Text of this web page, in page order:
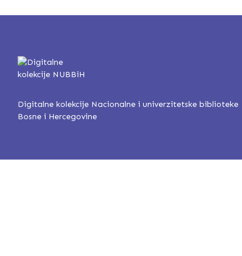
Digitalne kolekcije Nacionalne i univerzitetske biblioteke
Bosne i Hercegovine